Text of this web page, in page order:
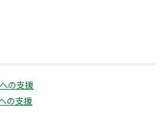
の支援
の支援